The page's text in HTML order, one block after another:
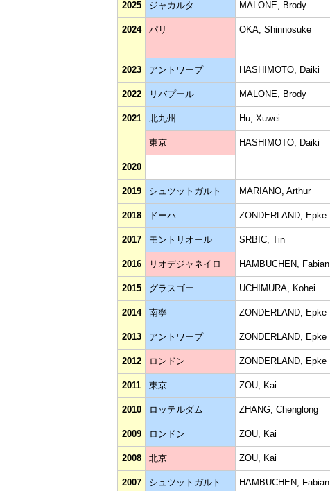
2025 ジャカルタ MALONE, Brody
2024 パリ OKA, Shinnosuke
2023 アントワープ HASHIMOTO, Daiki
2022 リバプール MALONE, Brody
2021 北九州 Hu, Xuwei
東京 HASHIMOTO, Daiki
2020
2019 シュツットガルト MARIANO, Arthur
2018 ドーハ ZONDERLAND, Epke
2017 モントリオール SRBIC, Tin
2016 リオデジャネイロ HAMBUCHEN, Fabian
2015 グラスゴー UCHIMURA, Kohei
2014 南寧 ZONDERLAND, Epke
2013 アントワープ ZONDERLAND, Epke
2012 ロンドン ZONDERLAND, Epke
2011 東京 ZOU, Kai
2010 ロッテルダム ZHANG, Chenglong
2009 ロンドン ZOU, Kai
2008 北京 ZOU, Kai
2007 シュツットガルト HAMBUCHEN, Fabian